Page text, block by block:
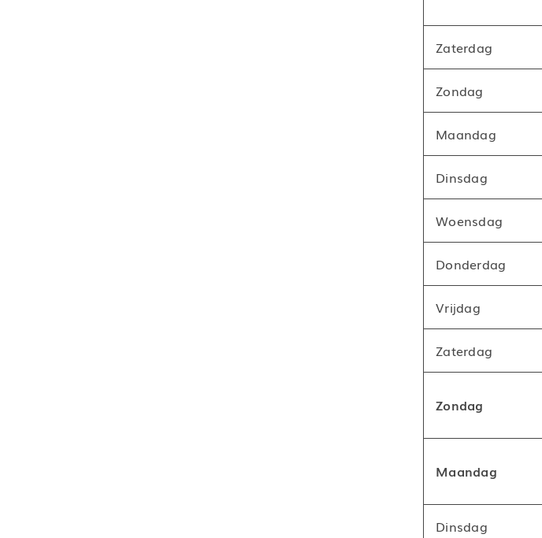
Zaterdag
Zondag
Maandag
Dinsdag
Woensdag
Donderdag
Vrijdag
Zaterdag
Zondag
Maandag
Dinsdag